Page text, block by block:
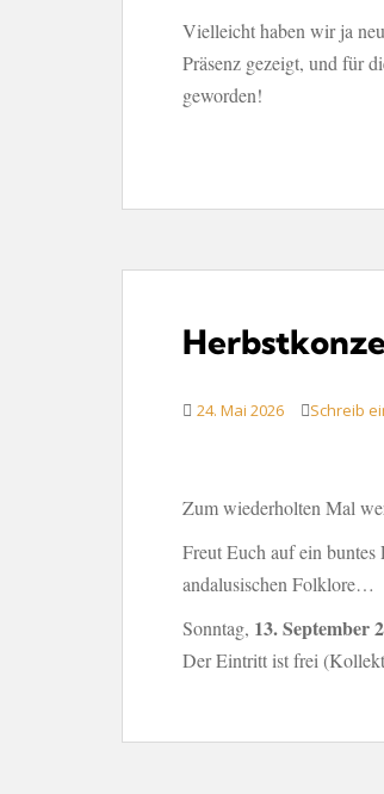
Vielleicht haben wir ja
Präsenz gezeigt, und für
geworden!
24. Mai 2026 Schreib
Zum wiederholten Mal
Freut Euch auf ein
andalusischen Folklore…
Sonntag, 13. September
Der Eintritt ist frei